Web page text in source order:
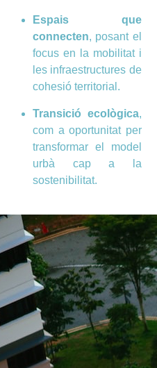
Espais que
connecten, posant el
focus en la mobilitat i
les infraestructures de
cohesió territorial.
Transició ecològica,
com a oportunitat per
transformar el model
urbà cap a la
sostenibilitat.